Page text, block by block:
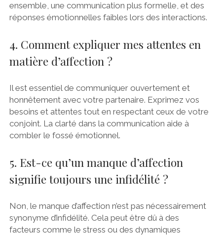
ensemble, une communication plus formelle, et des
réponses émotionnelles faibles lors des interactions.
4. Comment expliquer mes attentes en
matière d’affection ?
Il est essentiel de communiquer ouvertement et
honnêtement avec votre partenaire. Exprimez vos
besoins et attentes tout en respectant ceux de votre
conjoint. La clarté dans la communication aide à
combler le fossé émotionnel.
5. Est-ce qu’un manque d’affection
signifie toujours une infidélité ?
Non, le manque d’affection n’est pas nécessairement
synonyme d’infidélité. Cela peut être dû à des
facteurs comme le stress ou des dynamiques